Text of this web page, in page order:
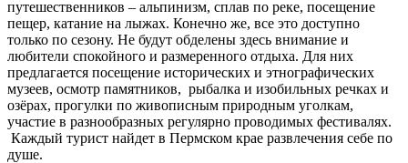
путешественников – альпинизм, сплав по реке, посещение
пещер, катание на лыжах. Конечно же, все это доступно
только по сезону. Не будут обделены здесь внимание и
любители спокойного и размеренного отдыха. Для них
предлагается посещение исторических и этнографических
музеев, осмотр памятников, рыбалка и изобильных речках и
озёрах, прогулки по живописным природным уголкам,
участие в разнообразных регулярно проводимых фестивалях.
Каждый турист найдет в Пермском крае развлечения себе по
душе.